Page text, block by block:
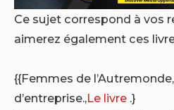
Ce sujet correspond à vos
aimerez également ces
{{Femmes de
d’entreprise.,Le livre .}